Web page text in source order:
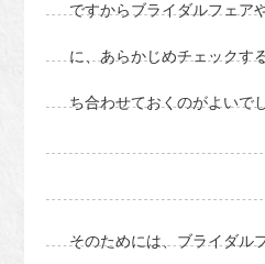
ですからブライダルフェア
に、あらかじめチェックす
ち合わせておくのがよいで
そのためには、ブライダル